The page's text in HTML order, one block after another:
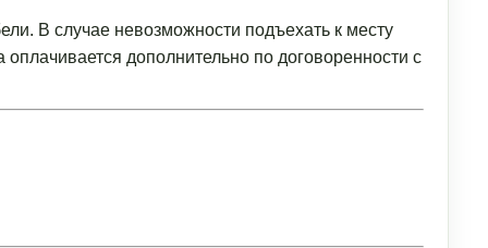
В случае невозможности подъехать к месту
дополнительно по договоренности с